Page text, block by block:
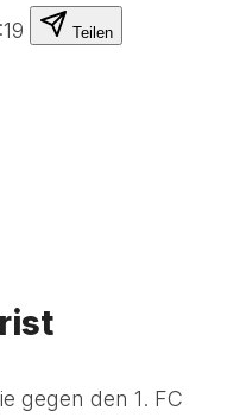
Teilen
gegen den 1. FC